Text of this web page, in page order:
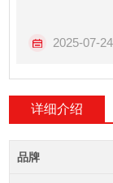
2025-07-24
详细介绍
品牌